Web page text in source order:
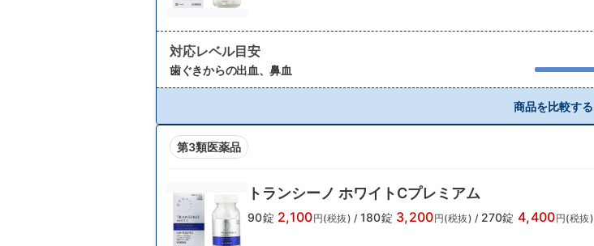
対応レベル目安
歯ぐきからの出血、鼻血
商品を比較する
第3類医薬品
トランシーノ ホワイトCプレミアム
90錠 2,100円(税抜) / 180錠 3,200円(税抜) / 270錠 4,400円(税抜)